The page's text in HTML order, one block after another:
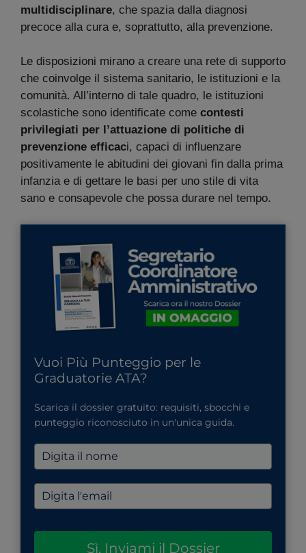
multidisciplinare, che spazia dalla diagnosi
precoce alla cura e, soprattutto, alla prevenzione.
Le disposizioni mirano a creare una rete di supporto
che coinvolge il sistema sanitario, le istituzioni e la
comunità. All’interno di tale quadro, le istituzioni
scolastiche sono identificate come contesti
privilegiati per l’attuazione di politiche di
prevenzione efficaci, capaci di influenzare
positivamente le abitudini dei giovani fin dalla prima
infanzia e di gettare le basi per uno stile di vita
sano e consapevole che possa durare nel tempo.
Vuoi Più Punteggio per le
Graduatorie ATA?
Scarica il dossier gratuito: requisiti, sbocchi e
punteggio riconosciuto in un'unica guida.
Sì, Inviami il Dossier